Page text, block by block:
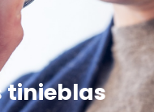
tinieblas